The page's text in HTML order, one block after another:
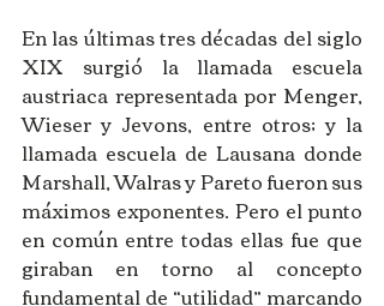
En las últimas tres décadas del siglo
XIX surgió la llamada escuela
austriaca representada por Menger,
Wieser y Jevons, entre otros; y la
llamada escuela de Lausana donde
Marshall, Walras y Pareto fueron sus
máximos exponentes. Pero el punto
en común entre todas ellas fue que
giraban en torno al concepto
fundamental de “utilidad” marcando